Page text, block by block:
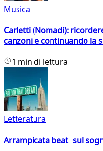
Musica
Carletti (Nomadi):
canzoni e continuando la
1 min di lettura
Letteratura
Arrampicata beat sul